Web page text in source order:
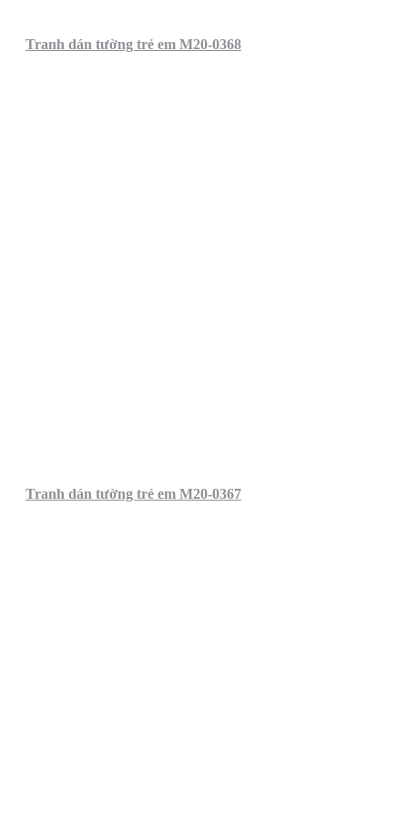
Tranh dán tường trẻ em M20-0368
Tranh dán tường trẻ em M20-0367